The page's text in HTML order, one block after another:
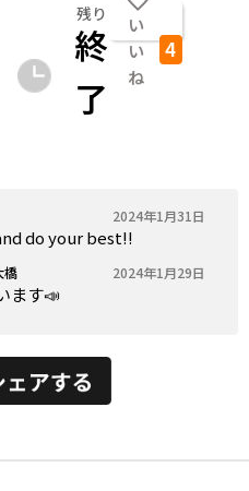
残り
終
了
い
い
ね
4
2024年1月31日
do your best‼️
橋 2024年1月29日
ます📣